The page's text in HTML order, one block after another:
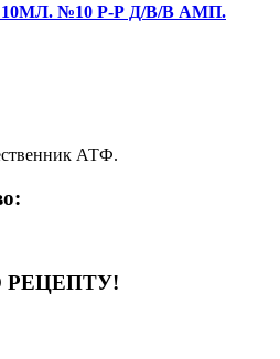
№10 Р-Р Д/В/В АМП.
АТФ.